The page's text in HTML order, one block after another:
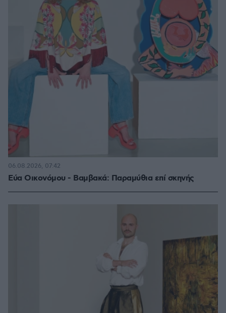
Εύα Οικονόμου - Βαμβακά: Παραμύθια επί σκηνής
06.08.2026, 07:42